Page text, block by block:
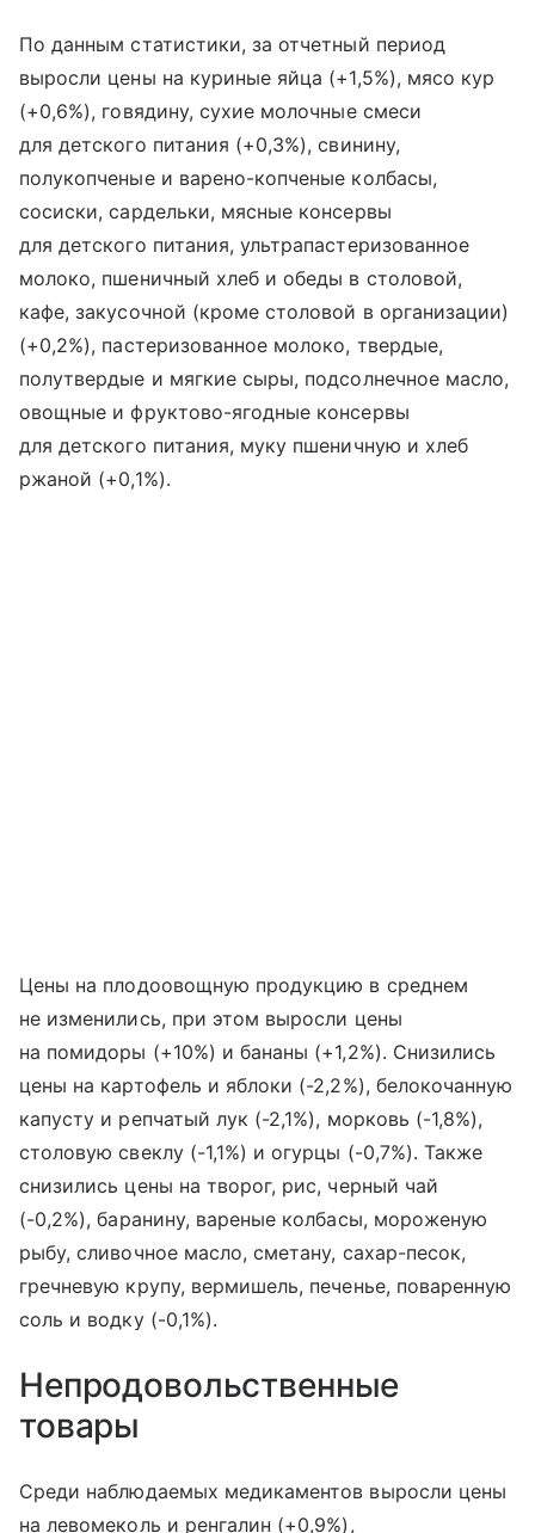
По данным статистики, за отчетный период
выросли цены на куриные яйца (+1,5%), мясо кур
(+0,6%), говядину, сухие молочные смеси
для детского питания (+0,3%), свинину,
полукопченые и варено-копченые колбасы,
сосиски, сардельки, мясные консервы
для детского питания, ультрапастеризованное
молоко, пшеничный хлеб и обеды в столовой,
кафе, закусочной (кроме столовой в организации)
(+0,2%), пастеризованное молоко, твердые,
полутвердые и мягкие сыры, подсолнечное масло,
овощные и фруктово-ягодные консервы
для детского питания, муку пшеничную и хлеб
ржаной (+0,1%).
Цены на плодоовощную продукцию в среднем
не изменились, при этом выросли цены
на помидоры (+10%) и бананы (+1,2%). Снизились
цены на картофель и яблоки (-2,2%), белокочанную
капусту и репчатый лук (-2,1%), морковь (-1,8%),
столовую свеклу (-1,1%) и огурцы (-0,7%). Также
снизились цены на творог, рис, черный чай
(-0,2%), баранину, вареные колбасы, мороженую
рыбу, сливочное масло, сметану, сахар-песок,
гречневую крупу, вермишель, печенье, поваренную
соль и водку (-0,1%).
Непродовольственные
товары
Среди наблюдаемых медикаментов выросли цены
на левомеколь и ренгалин (+0,9%),